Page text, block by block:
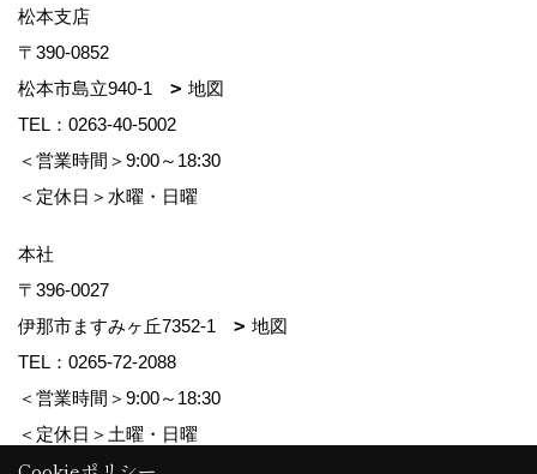
松本支店
〒390-0852
松本市島立940-1
地図
TEL： 0263-40-5002
＜営業時間＞9:00～18:30
＜定休日＞水曜・日曜
本社
〒396-0027
伊那市ますみヶ丘7352-1
地図
TEL： 0265-72-2088
＜営業時間＞9:00～18:30
＜定休日＞土曜・日曜